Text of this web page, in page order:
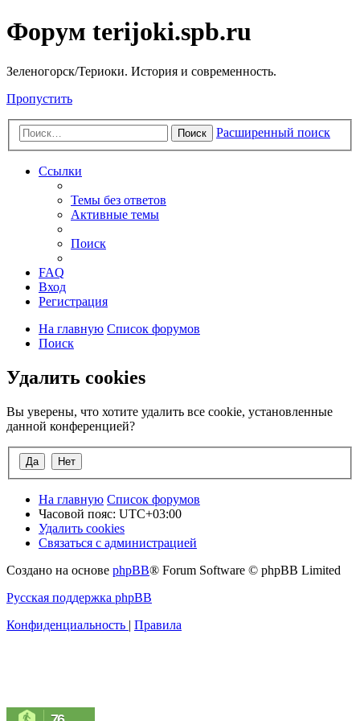
Форум terijoki.spb.ru
Зеленогорск/Териоки. История и современность.
Пропустить
Поиск Расширенный поиск
Ссылки
Темы без ответов
Активные темы
Поиск
FAQ
Вход
Регистрация
На главную Список форумов
Поиск
Удалить cookies
Вы уверены, что хотите удалить все cookie, установленные
данной конференцией?
На главную Список форумов
Часовой пояс: UTC+03:00
Удалить cookies
Связаться с администрацией
Создано на основе phpBB® Forum Software © phpBB Limited
Русская поддержка phpBB
Конфиденциальность | Правила